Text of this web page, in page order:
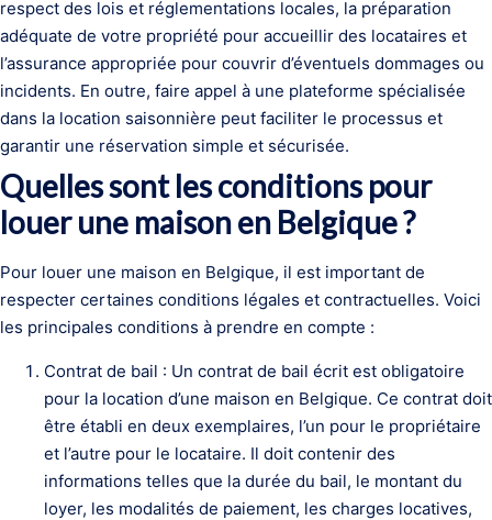
respect des lois et réglementations locales, la préparation
adéquate de votre propriété pour accueillir des locataires et
l’assurance appropriée pour couvrir d’éventuels dommages ou
incidents. En outre, faire appel à une plateforme spécialisée
dans la location saisonnière peut faciliter le processus et
garantir une réservation simple et sécurisée.
Quelles sont les conditions pour
louer une maison en Belgique ?
Pour louer une maison en Belgique, il est important de
respecter certaines conditions légales et contractuelles. Voici
les principales conditions à prendre en compte :
Contrat de bail : Un contrat de bail écrit est obligatoire
pour la location d’une maison en Belgique. Ce contrat doit
être établi en deux exemplaires, l’un pour le propriétaire
et l’autre pour le locataire. Il doit contenir des
informations telles que la durée du bail, le montant du
loyer, les modalités de paiement, les charges locatives,